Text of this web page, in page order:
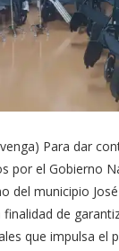
Para dar
por el Gobierno
del municipio
de
que impulsa el